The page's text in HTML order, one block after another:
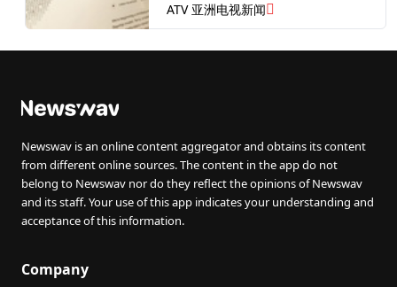
ATV 亚洲电视新闻
Newswav is an online content aggregator and obtains its content
from different online sources. The content in the app do not
belong to Newswav nor do they reflect the opinions of Newswav
and its staff. Your use of this app indicates your understanding and
acceptance of this information.
Company